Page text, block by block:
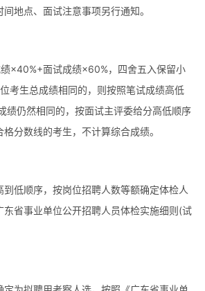
地点、面试注意事项另行通知。
×40%+面试成绩×60%，四舍五入保留小
考生总成绩相同的，则按照笔试成绩高低
绩仍然相同的，按面试主评委给分高低顺序
分数线的考生，不计算综合成绩。
到低顺序，按岗位招聘人数等额确定体检人
东省事业单位公开招聘人员体检实施细则(试